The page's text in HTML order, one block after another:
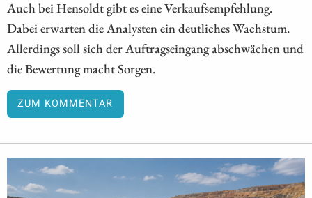
Auch bei Hensoldt gibt es eine Verkaufsempfehlung.
Dabei erwarten die Analysten ein deutliches Wachstum.
Allerdings soll sich der Auftragseingang abschwächen und
die Bewertung macht Sorgen.
ZUM KOMMENTAR